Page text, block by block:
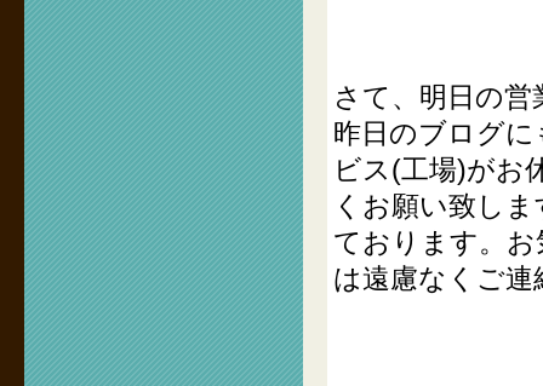
さて、明日の
昨日のブログ
ビス(工場)がお
くお願い致し
ております。
は遠慮なくご